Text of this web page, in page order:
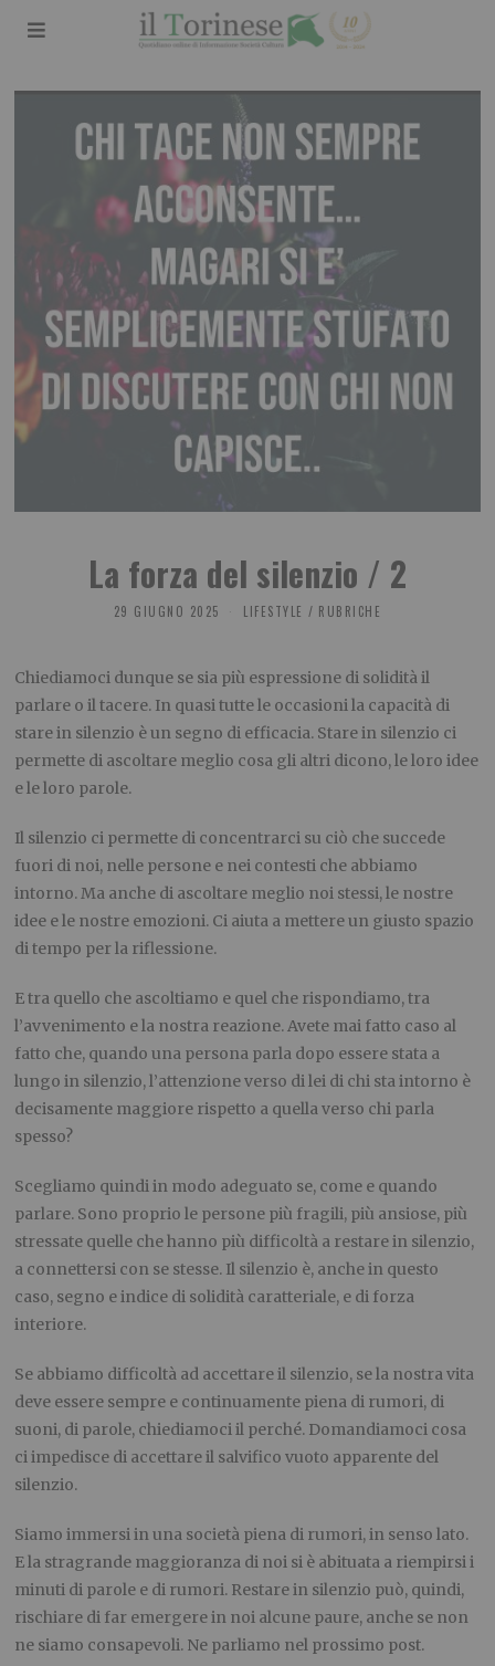
La forza del silenzio / 2
29 GIUGNO 2025 LIFESTYLE / RUBRICHE
Chiediamoci dunque se sia più espressione di solidità il
parlare o il tacere. In quasi tutte le occasioni la capacità di
stare in silenzio è un segno di efficacia. Stare in silenzio ci
permette di ascoltare meglio cosa gli altri dicono, le loro idee
e le loro parole.
Il silenzio ci permette di concentrarci su ciò che succede
fuori di noi, nelle persone e nei contesti che abbiamo
intorno. Ma anche di ascoltare meglio noi stessi, le nostre
idee e le nostre emozioni. Ci aiuta a mettere un giusto spazio
di tempo per la riflessione.
E tra quello che ascoltiamo e quel che rispondiamo, tra
l’avvenimento e la nostra reazione. Avete mai fatto caso al
fatto che, quando una persona parla dopo essere stata a
lungo in silenzio, l’attenzione verso di lei di chi sta intorno è
decisamente maggiore rispetto a quella verso chi parla
spesso?
Scegliamo quindi in modo adeguato se, come e quando
parlare. Sono proprio le persone più fragili, più ansiose, più
stressate quelle che hanno più difficoltà a restare in silenzio,
a connettersi con se stesse. Il silenzio è, anche in questo
caso, segno e indice di solidità caratteriale, e di forza
interiore.
Se abbiamo difficoltà ad accettare il silenzio, se la nostra vita
deve essere sempre e continuamente piena di rumori, di
suoni, di parole, chiediamoci il perché. Domandiamoci cosa
ci impedisce di accettare il salvifico vuoto apparente del
silenzio.
Siamo immersi in una società piena di rumori, in senso lato.
E la stragrande maggioranza di noi si è abituata a riempirsi i
minuti di parole e di rumori. Restare in silenzio può, quindi,
rischiare di far emergere in noi alcune paure, anche se non
ne siamo consapevoli. Ne parliamo nel prossimo post.